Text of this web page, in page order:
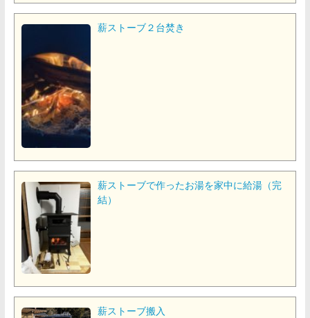
薪ストーブ２台焚き
薪ストーブで作ったお湯を家中に給湯（完
結）
薪ストーブ搬入